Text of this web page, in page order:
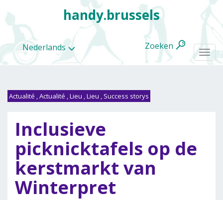
Nederlands
handy.brussels
Zoeken
Actualité ,Actualité ,Lieu ,Lieu , Success storys
Inclusieve
picknicktafels op de
kerstmarkt van
Winterpret
categorieën